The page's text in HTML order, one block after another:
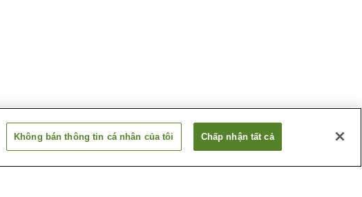
Không bán thông tin cá nhân của tôi Chấp nhận tất cả